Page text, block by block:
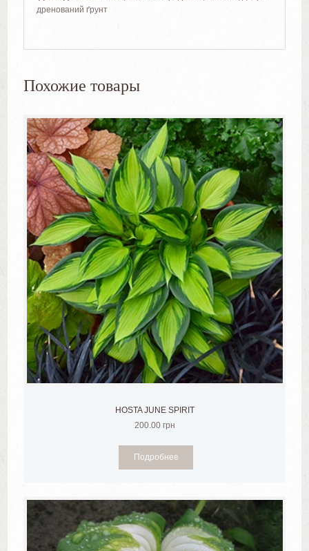
дренований ґрунт
Похожие товары
HOSTA JUNE SPIRIT
200.00 грн
Подробнее